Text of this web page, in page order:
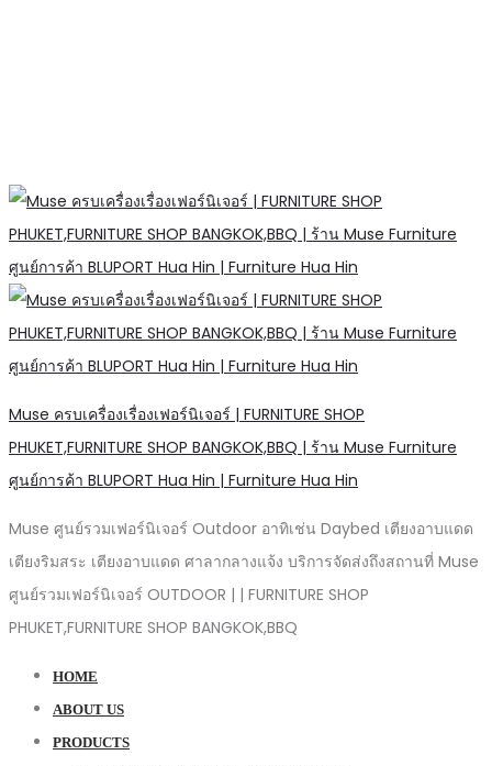
Muse ครบเครื่องเรื่องเฟอร์นิเจอร์ | FURNITURE SHOP
PHUKET,FURNITURE SHOP BANGKOK,BBQ | ร้าน Muse Furniture
ศูนย์การค้า BLUPORT Hua Hin | Furniture Hua Hin
Muse ศูนย์รวมเฟอร์นิเจอร์ Outdoor อาทิเช่น Daybed เตียงอาบแดด
เตียงริมสระ เตียงอาบแดด ศาลากลางแจ้ง บริการจัดส่งถึงสถานที่ Muse
ศูนย์รวมเฟอร์นิเจอร์ OUTDOOR | | FURNITURE SHOP
PHUKET,FURNITURE SHOP BANGKOK,BBQ
HOME
ABOUT US
PRODUCTS